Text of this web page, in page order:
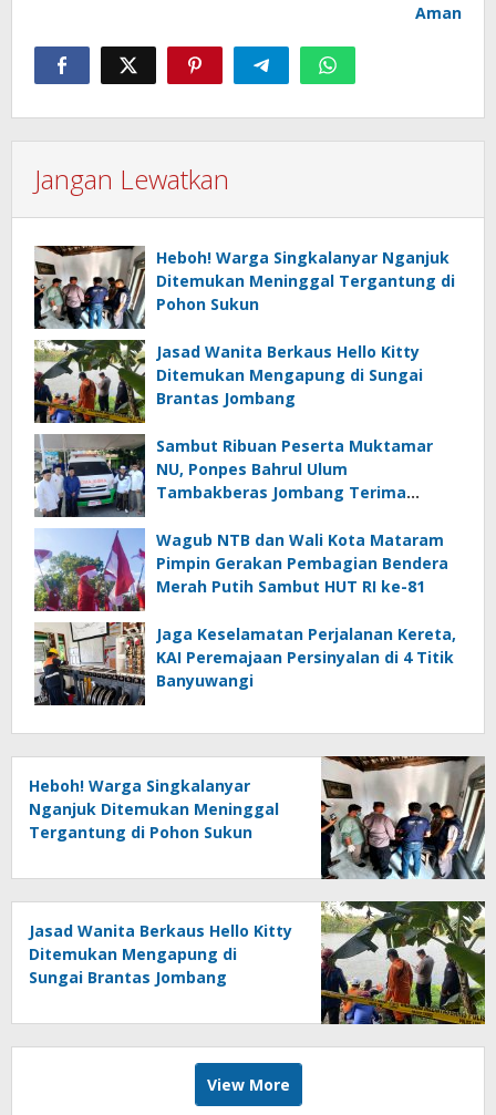
Aman
Jangan Lewatkan
Heboh! Warga Singkalanyar Nganjuk
Ditemukan Meninggal Tergantung di
Pohon Sukun
Jasad Wanita Berkaus Hello Kitty
Ditemukan Mengapung di Sungai
Brantas Jombang
Sambut Ribuan Peserta Muktamar
NU, Ponpes Bahrul Ulum
Tambakberas Jombang Terima
Wagub NTB dan Wali Kota Mataram
Pimpin Gerakan Pembagian Bendera
Merah Putih Sambut HUT RI ke-81
Jaga Keselamatan Perjalanan Kereta,
KAI Peremajaan Persinyalan di 4 Titik
Banyuwangi
Heboh! Warga Singkalanyar
Nganjuk Ditemukan Meninggal
Tergantung di Pohon Sukun
Jasad Wanita Berkaus Hello Kitty
Ditemukan Mengapung di
Sungai Brantas Jombang
View More